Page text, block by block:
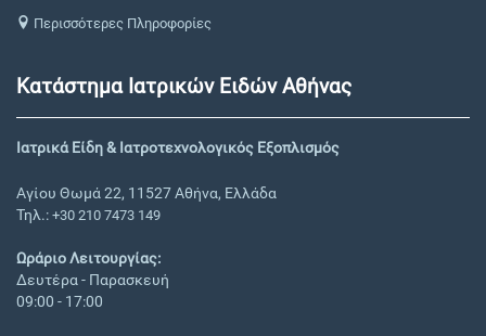
Περισσότερες Πληροφορίες
Κατάστημα Ιατρικών Ειδών Αθήνας
Ιατρικά Είδη & Ιατροτεχνολογικός Εξοπλισμός
Αγίου Θωμά 22, 11527 Αθήνα, Ελλάδα
Τηλ.: +30 210 7473 149
Ωράριο Λειτουργίας:
Δευτέρα - Παρασκευή
09:00 - 17:00